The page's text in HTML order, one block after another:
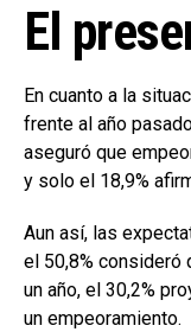
El
En cuanto a la
frente al año
aseguró que
y solo el 18,9%
Aun así, las
el 50,8% consideró
un año, el 30,2%
un empeoramiento.